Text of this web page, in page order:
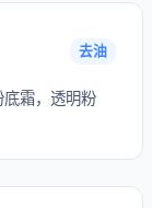
去油
霜，透明粉